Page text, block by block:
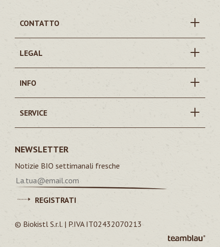
CONTATTO
LEGAL
INFO
SERVICE
NEWSLETTER
Notizie BIO settimanali fresche
REGISTRATI
© Biokistl S.r.l. | P.IVA IT02432070213